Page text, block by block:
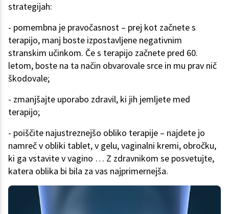
strategijah:
- pomembna je pravočasnost – prej kot začnete s
terapijo, manj boste izpostavljene negativnim
stranskim učinkom. Če s terapijo začnete pred 60.
letom, boste na ta način obvarovale srce in mu prav nič
škodovale;
- zmanjšajte uporabo zdravil, ki jih jemljete med
terapijo;
- poiščite najustreznejšo obliko terapije – najdete jo
namreč v obliki tablet, v gelu, vaginalni kremi, obročku,
ki ga vstavite v vagino … Z zdravnikom se posvetujte,
katera oblika bi bila za vas najprimernejša.